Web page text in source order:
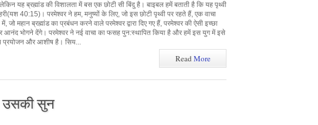
यह ब्रह्मांड की विशालता में बस एक छोटी सी बिंदु है। बाइबल हमें बताती है कि यह पृथ्वी
40:15)। परमेश्वर ने हम, मनुष्यों के लिए, जो इस छोटी पृथ्वी पर रहते हैं, एक वाचा
महान ब्रह्मांड का प्रबंधन करने वाले परमेश्वर द्वारा दिए गए हैं, परमेश्वर की ऐसी इच्छा
आनंद भोगने देंगे। परमेश्वर ने नई वाचा का फसह पुन:स्थापित किया है और हमें इस युग में इसे
प्रयोजन और आशीष है। सिय...
ReadMore
उसकी सुन